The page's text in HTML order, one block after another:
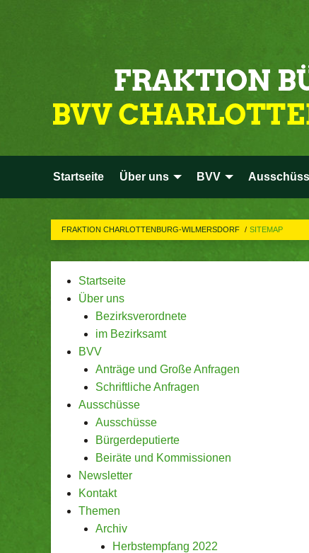
Startseite Über uns BVV
FRAKTION CHARLOTTENBURG-WILMERSDORF SITEMAP
Startseite
Über uns
Bezirksverordnete
im Bezirksamt
BVV
Anträge und Große Anfragen
Schriftliche Anfragen
Ausschüsse
Ausschüsse
Bürgerdeputierte
Beiräte und Kommissionen
Newsletter
Kontakt
Themen
Archiv
Herbstempfang 2022